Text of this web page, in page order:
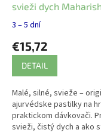
svieži dych
Ayurveda 10g
3 – 5 dní
€15,72
DETAIL
Malé, silné, svieže –
ajurvédske pastilky na
praktickom dávkovači.
svieži, čistý dych a ako